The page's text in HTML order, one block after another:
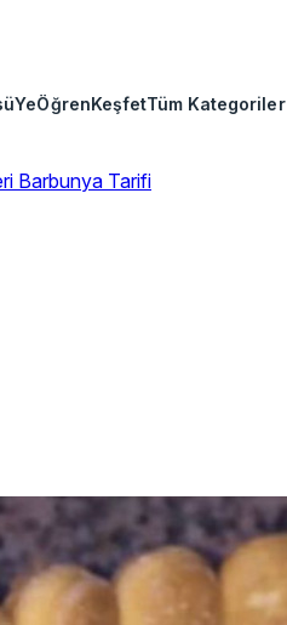
YeÖğrenKeşfetTüm Kategoriler
Barbunya Tarifi